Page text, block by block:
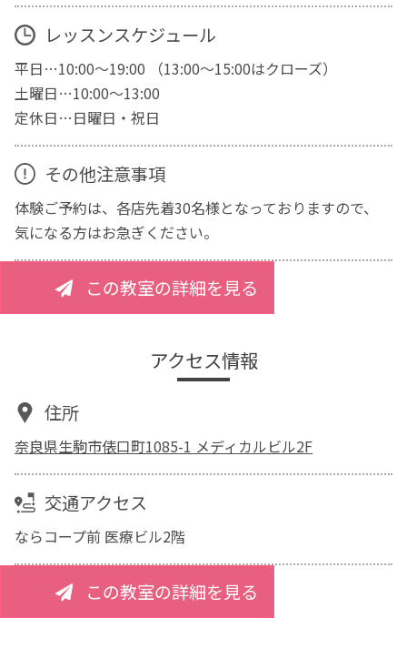
レッスンスケジュール
平日…10:00～19:00 （13:00～15:00はクローズ）
土曜日…10:00～13:00
定休日…日曜日・祝日
その他注意事項
体験ご予約は、各店先着30名様となっておりますので、
気になる方はお急ぎください。
この教室の詳細を見る
アクセス情報
住所
奈良県生駒市俵口町1085-1 メディカルビル2F
交通アクセス
ならコープ前 医療ビル2階
この教室の詳細を見る